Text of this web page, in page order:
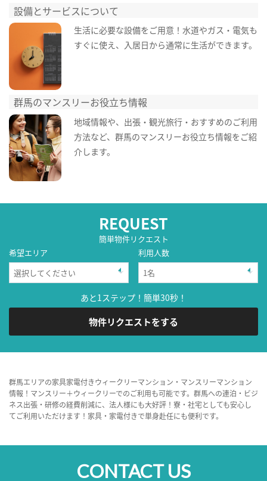
設備とサービスについて
生活に必要な設備をご用意！水道やガス・電気も
すぐに使え、入居日から通常に生活ができます。
群馬のマンスリーお役立ち情報
地域情報や、出張・観光旅行・おすすめのご利用
方法など、群馬のマンスリーお役立ち情報をご紹
介します。
REQUEST
簡単物件リクエスト
希望エリア
利用人数
あと1ステップ！簡単30秒！
物件リクエストをする
群馬エリアの家具家電付きウィークリーマンション・マンスリーマンション
情報！マンスリー＋ウィークリーでのご利用も可能です。群馬への連泊・ビジ
ネス出張・研修の経費削減に、法人様にも大好評！寮・社宅としても安心し
てご利用いただけます！家具・家電付きで単身赴任にも便利です。
CONTACT US